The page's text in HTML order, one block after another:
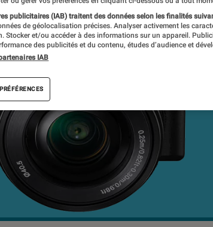
publicitaires (IAB) traitent des données selon les finalités
de géolocalisation précises. Analyser activement les
Stocker et/ou accéder à des informations sur un appareil.
des publicités et du contenu, études d’audience et
IAB